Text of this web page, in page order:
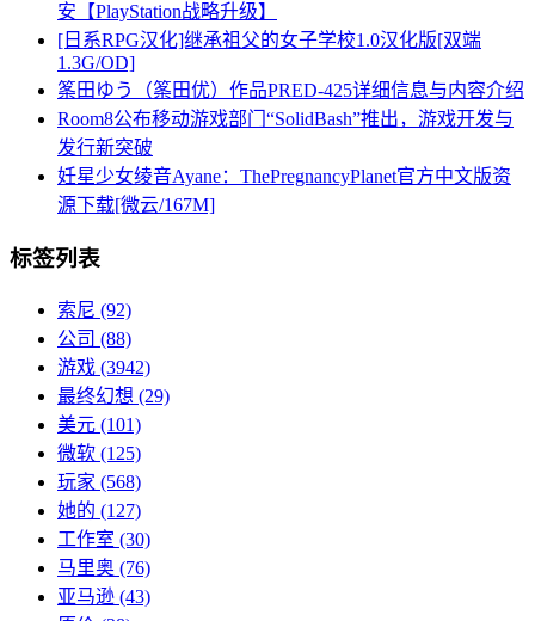
安【PlayStation战略升级】
[日系RPG汉化]继承祖父的女子学校1.0汉化版[双端
1.3G/OD]
筿田ゆう（筿田优）作品PRED-425详细信息与内容介绍
Room8公布移动游戏部门“SolidBash”推出，游戏开发与
发行新突破
妊星少女绫音Ayane：ThePregnancyPlanet官方中文版资
源下载[微云/167M]
标签列表
索尼 (92)
公司 (88)
游戏 (3942)
最终幻想 (29)
美元 (101)
微软 (125)
玩家 (568)
她的 (127)
工作室 (30)
马里奥 (76)
亚马逊 (43)